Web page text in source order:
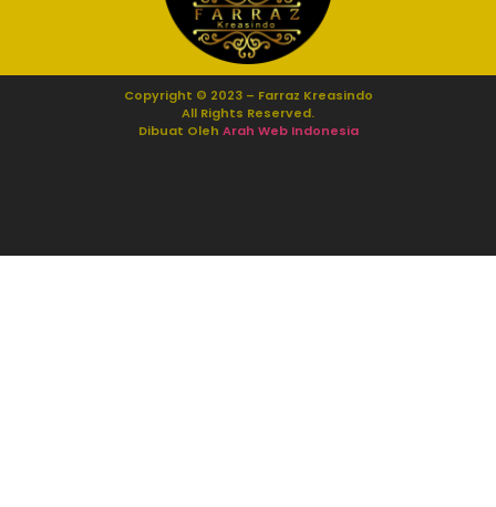
Copyright © 2023 – Farraz Kreasindo
All Rights Reserved.
Dibuat Oleh Arah Web Indonesia